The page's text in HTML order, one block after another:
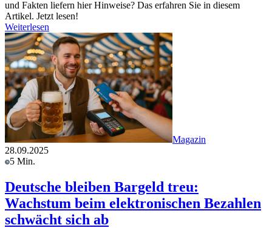
und Fakten liefern hier Hinweise? Das erfahren Sie in diesem
Artikel. Jetzt lesen!
Weiterlesen
Magazin
28.09.2025
5 Min.
Deutsche bleiben Bargeld treu:
Wachstum beim elektronischen Bezahlen
schwächt sich ab